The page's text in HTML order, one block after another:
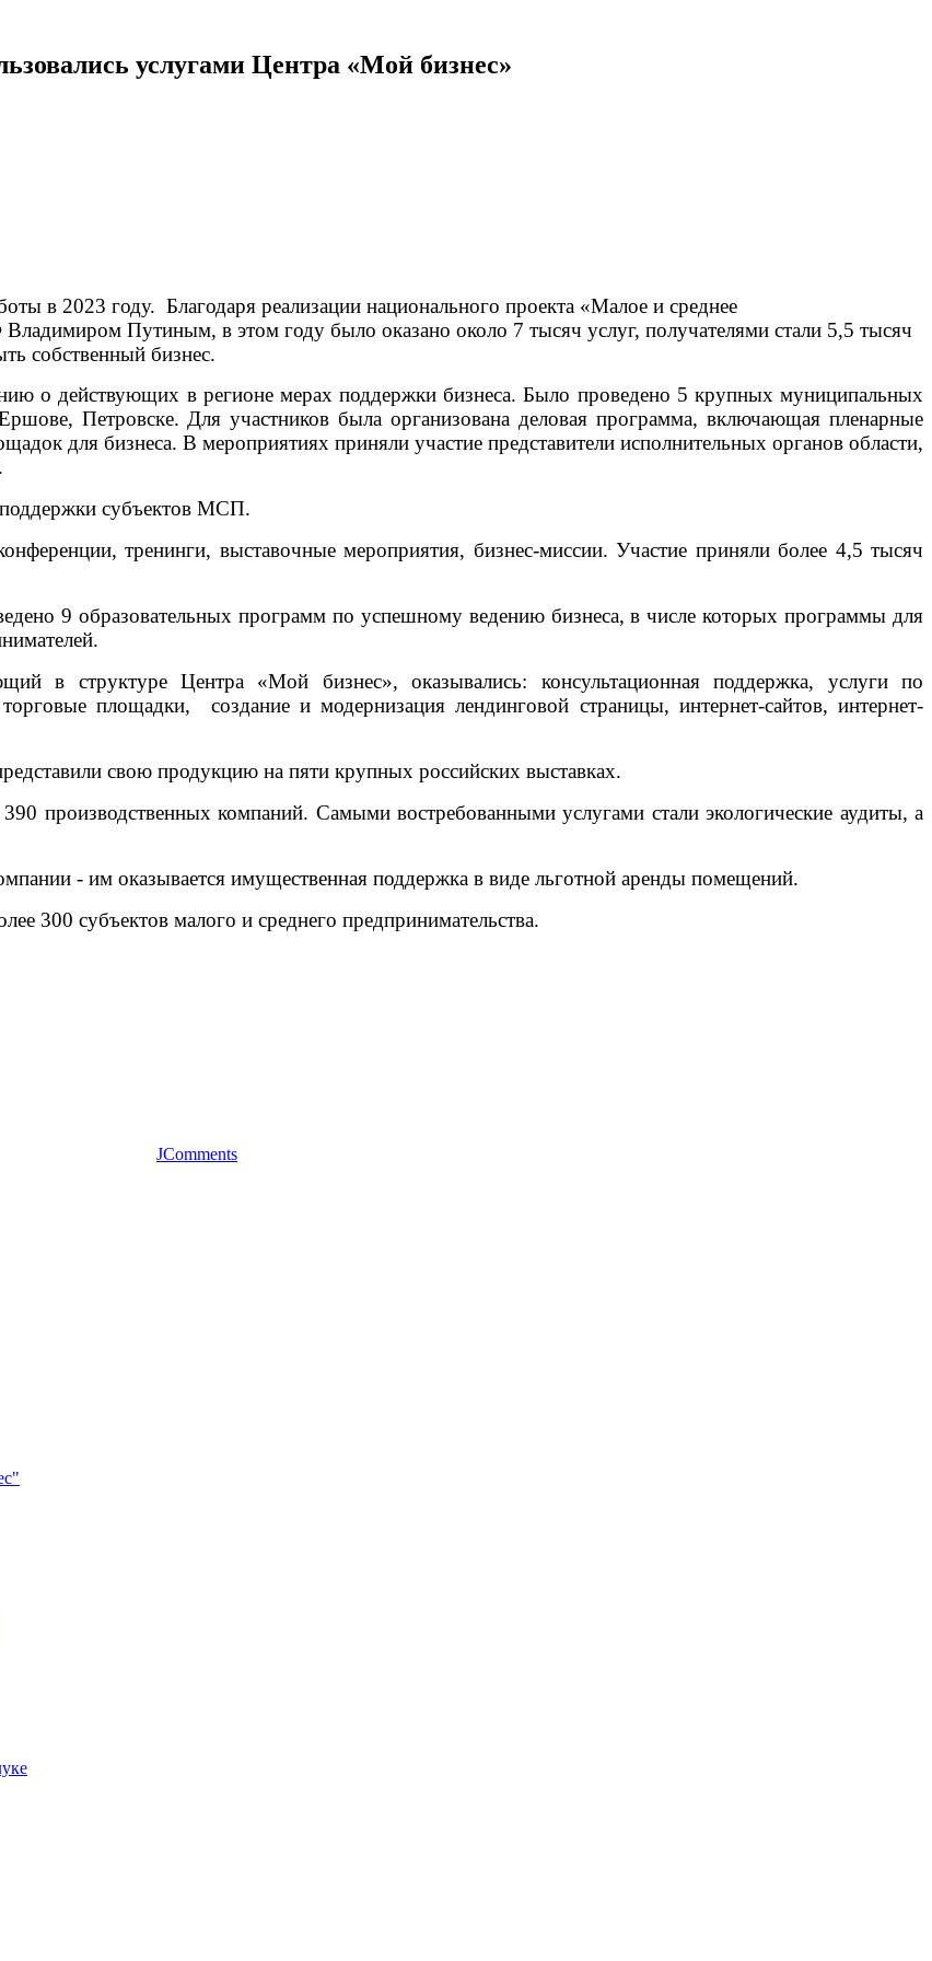
услугами Центра «Мой бизнес»
в 2023 году. Благодаря реализации национального проекта «Малое и среднее
Путиным, в этом году было оказано около 7 тысяч услуг, получателями стали 5,5 тысяч
собственный бизнес.
о действующих в регионе мерах поддержки бизнеса. Было проведено 5 крупных муниципальных
Петровске. Для участников была организована деловая программа, включающая пленарные
для бизнеса. В мероприятиях приняли участие представители исполнительных органов области,
субъектов МСП.
тренинги, выставочные мероприятия, бизнес-миссии. Участие приняли более 4,5 тысяч
9 образовательных программ по успешному ведению бизнеса, в числе которых программы для
в структуре Центра «Мой бизнес», оказывались: консультационная поддержка, услуги по
площадки, создание и модернизация лендинговой страницы, интернет-сайтов, интернет-
свою продукцию на пяти крупных российских выставках.
производственных компаний. Самыми востребованными услугами стали экологические аудиты, а
- им оказывается имущественная поддержка в виде льготной аренды помещений.
300 субъектов малого и среднего предпринимательства.
JComments